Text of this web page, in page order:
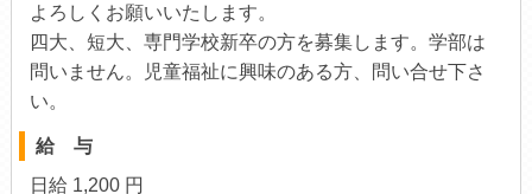
よろしくお願いいたします。
四大、短大、専門学校新卒の方を募集します。学部は
問いません。児童福祉に興味のある方、問い合せ下さ
い。
給 与
日給 1,200 円